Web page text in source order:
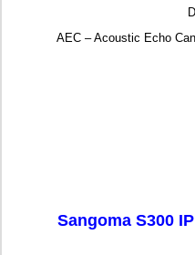
Sangoma S300 IP